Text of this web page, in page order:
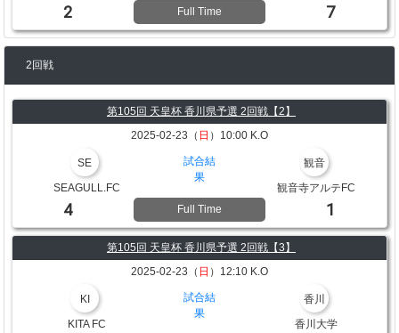
2 Full Time 7
2回戦
第105回 天皇杯 香川県予選 2回戦【2】
2025-02-23（ 日 ）10:00 K.O
SE
SEAGULL.FC
試合結
果
観音
観音寺アルテFC
4 Full Time 1
第105回 天皇杯 香川県予選 2回戦【3】
2025-02-23（ 日 ）12:10 K.O
KI
KITA FC
試合結
果
香川
香川大学